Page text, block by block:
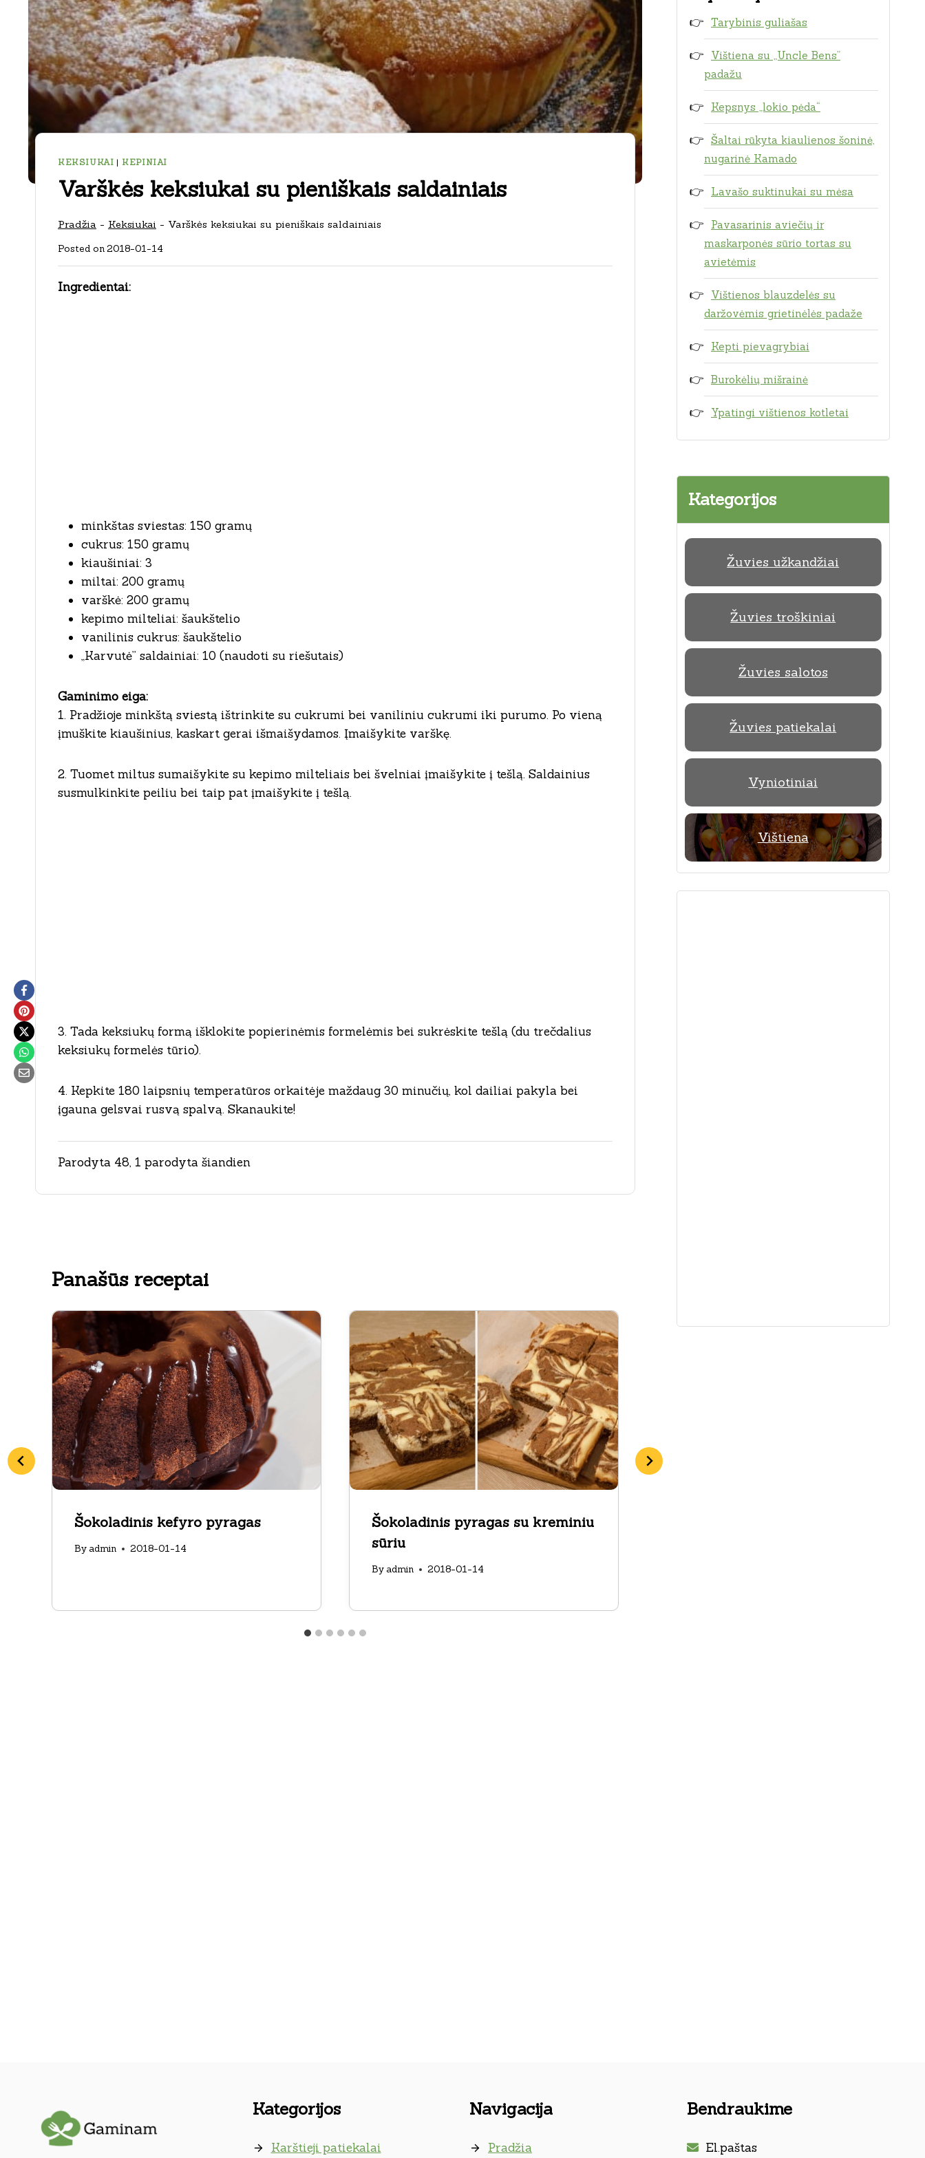
KEKSIUKAI | KEPINIAI
Varškės keksiukai su pieniškais saldainiais
Pradžia - Keksiukai - Varškės keksiukai su pieniškais saldainiais
Posted on2018-01-14
Ingredientai:
minkštas sviestas: 150 gramų
cukrus: 150 gramų
kiaušiniai: 3
miltai: 200 gramų
varškė: 200 gramų
kepimo milteliai: šaukštelio
vanilinis cukrus: šaukštelio
„Karvutė” saldainiai: 10 (naudoti su riešutais)
Gaminimo eiga:
1. Pradžioje minkštą sviestą ištrinkite su cukrumi bei vaniliniu cukrumi iki purumo. Po vieną
įmuškite kiaušinius, kaskart gerai išmaišydamos. Įmaišykite varškę.
2. Tuomet miltus sumaišykite su kepimo milteliais bei švelniai įmaišykite į tešlą. Saldainius
susmulkinkite peiliu bei taip pat įmaišykite į tešlą.
3. Tada keksiukų formą išklokite popierinėmis formelėmis bei sukrėskite tešlą (du trečdalius
keksiukų formelės tūrio).
4. Kepkite 180 laipsnių temperatūros orkaitėje maždaug 30 minučių, kol dailiai pakyla bei
įgauna gelsvai rusvą spalvą. Skanaukite!
Parodyta 48, 1 parodyta šiandien
Panašūs receptai
Šokoladinis kefyro pyragas
By admin 2018-01-14
Šokoladinis pyragas su kreminiu
sūriu
By admin 2018-01-14
Tarybinis guliašas
Vištiena su „Uncle Bens”
padažu
Kepsnys „lokio pėda“
Šaltai rūkyta kiaulienos šoninė,
nugarinė Kamado
Lavašo suktinukai su mėsa
Pavasarinis aviečių ir
maskarponės sūrio tortas su
avietėmis
Vištienos blauzdelės su
daržovėmis grietinėlės padaže
Kepti pievagrybiai
Burokėlių mišrainė
Ypatingi vištienos kotletai
Kategorijos
Žuvies užkandžiai
Žuvies troškiniai
Žuvies salotos
Žuvies patiekalai
Vyniotiniai
Vištiena
Kategorijos
Karštieji patiekalai
Navigacija
Pradžia
Bendraukime
El.paštas